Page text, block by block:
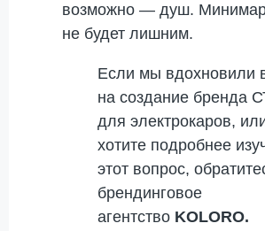
возможно — душ.
не будет лишним.
Если мы вдохновили
на создание бренда
для электрокаров,
хотите подробнее
этот вопрос,
брендинговое
агентство KOLORO.